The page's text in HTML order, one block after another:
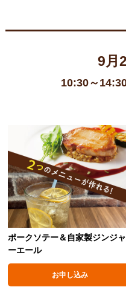
9月
10:30～
ポークソテー＆自家製ジンジャ
ーエール
お申し込み